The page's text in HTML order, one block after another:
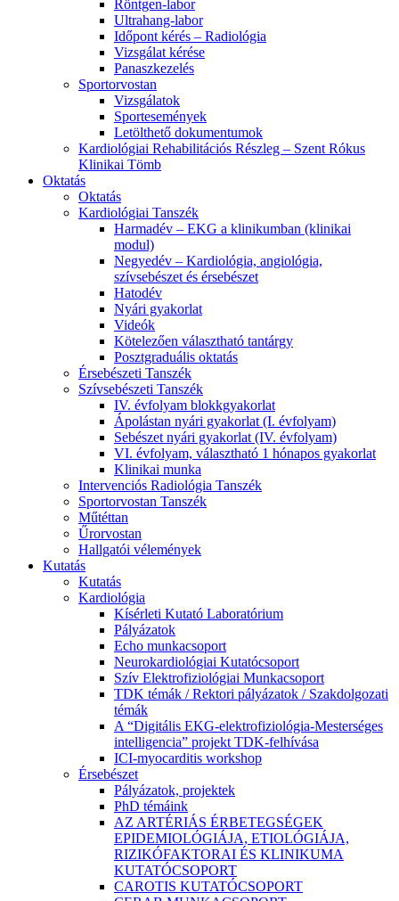
Röntgen-labor
Ultrahang-labor
Időpont kérés – Radiológia
Vizsgálat kérése
Panaszkezelés
Sportorvostan
Vizsgálatok
Sportesemények
Letölthető dokumentumok
Kardiológiai Rehabilitációs Részleg – Szent Rókus
Klinikai Tömb
Oktatás
Oktatás
Kardiológiai Tanszék
Harmadév – EKG a klinikumban (klinikai
modul)
Negyedév – Kardiológia, angiológia,
szívsebészet és érsebészet
Hatodév
Nyári gyakorlat
Videók
Kötelezően választható tantárgy
Posztgraduális oktatás
Érsebészeti Tanszék
Szívsebészeti Tanszék
IV. évfolyam blokkgyakorlat
Ápolástan nyári gyakorlat (I. évfolyam)
Sebészet nyári gyakorlat (IV. évfolyam)
VI. évfolyam, választható 1 hónapos gyakorlat
Klinikai munka
Intervenciós Radiológia Tanszék
Sportorvostan Tanszék
Műtéttan
Űrorvostan
Hallgatói vélemények
Kutatás
Kutatás
Kardiológia
Kísérleti Kutató Laboratórium
Pályázatok
Echo munkacsoport
Neurokardiológiai Kutatócsoport
Szív Elektrofiziológiai Munkacsoport
TDK témák / Rektori pályázatok / Szakdolgozati
témák
A “Digitális EKG-elektrofiziológia-Mesterséges
intelligencia” projekt TDK-felhívása
ICI-myocarditis workshop
Érsebészet
Pályázatok, projektek
PhD témáink
AZ ARTÉRIÁS ÉRBETEGSÉGEK
EPIDEMIOLÓGIÁJA, ETIOLÓGIÁJA,
RIZIKÓFAKTORAI ÉS KLINIKUMA
KUTATÓCSOPORT
CAROTIS KUTATÓCSOPORT